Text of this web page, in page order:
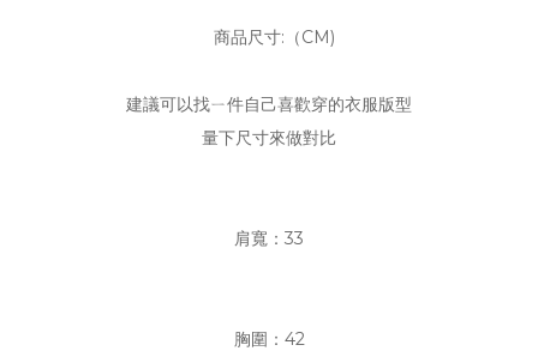
商品尺寸:（CM)
建議可以找ㄧ件自己喜歡穿的衣服版型
量下尺寸來做對比
肩寬：33
胸圍：42